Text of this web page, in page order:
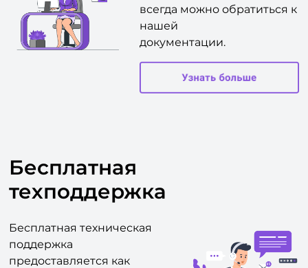
всегда можно обратиться к
нашей
документации.
Бесплатная
техподдержка
Бесплатная техническая
поддержка
предоставляется как